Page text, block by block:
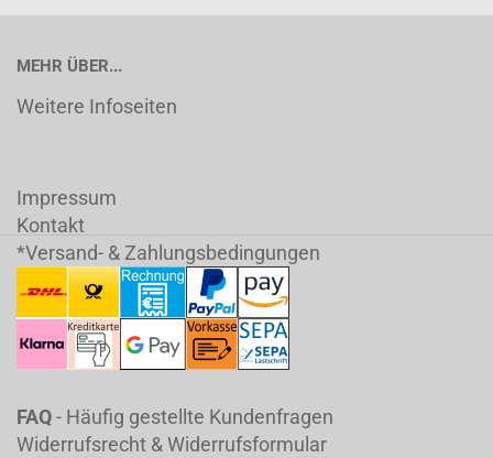
MEHR ÜBER...
Weitere Infoseiten
Impressum
Kontakt
*Versand- & Zahlungsbedingungen
FAQ- Häufig gestellte Kundenfragen
Widerrufsrecht & Widerrufsformular